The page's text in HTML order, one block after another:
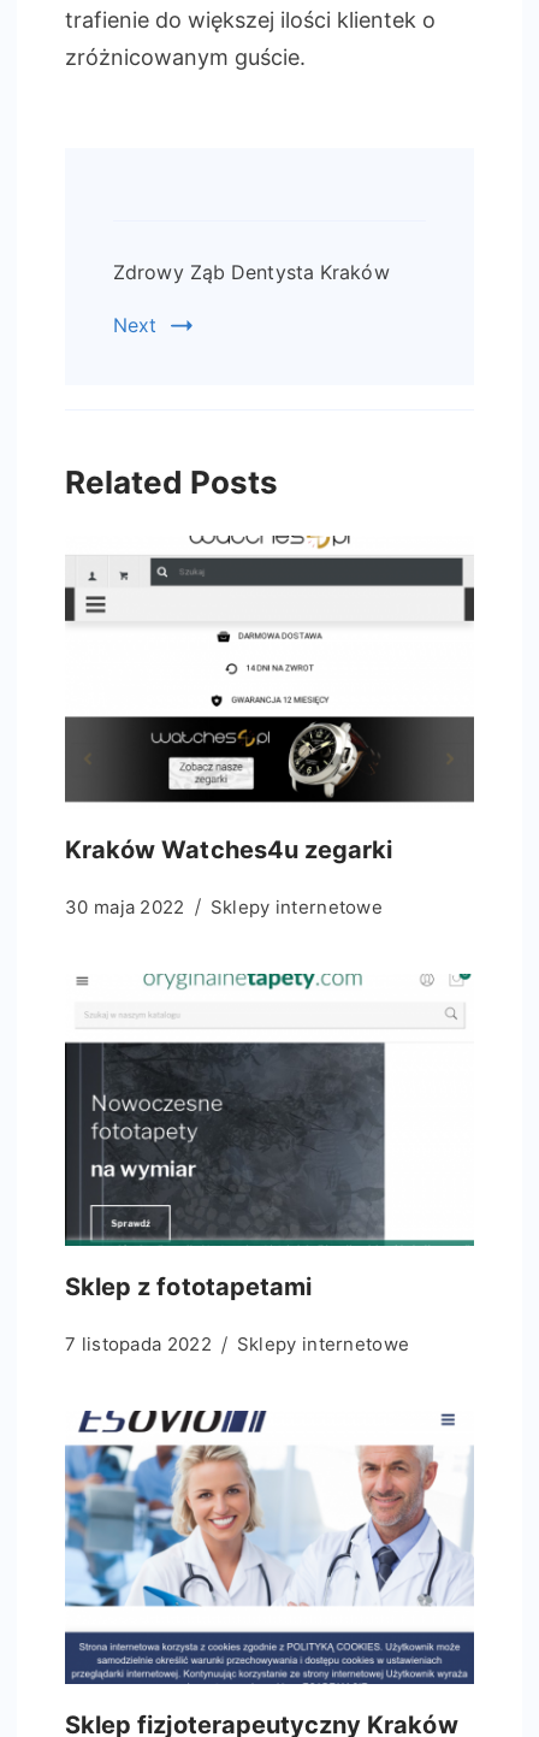
trafienie do większej ilości klientek o
zróżnicowanym guście.
Zdrowy Ząb Dentysta Kraków
Next
Related Posts
Kraków Watches4u zegarki
30 maja 2022 Sklepy internetowe
Sklep z fototapetami
7 listopada 2022 Sklepy internetowe
Sklep fizjoterapeutyczny Kraków